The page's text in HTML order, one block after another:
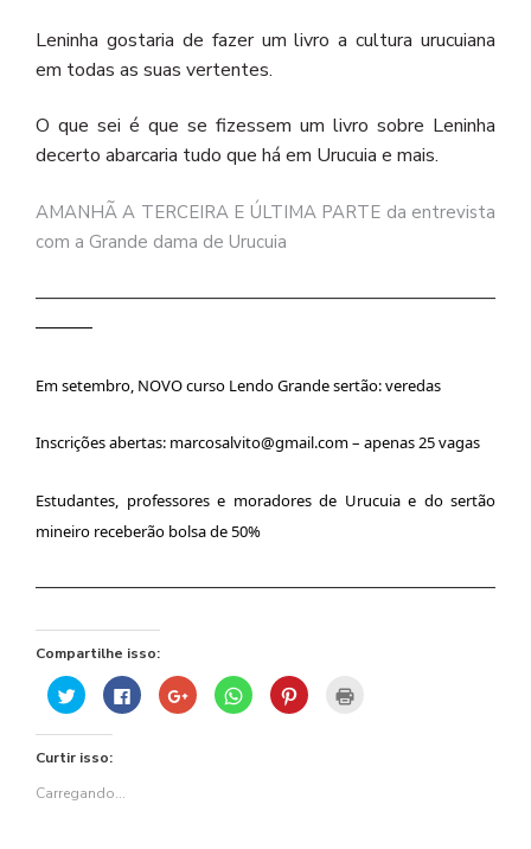
Leninha gostaria de fazer um livro a cultura urucuiana
em todas as suas vertentes.
O que sei é que se fizessem um livro sobre Leninha
decerto abarcaria tudo que há em Urucuia e mais.
AMANHÃ A TERCEIRA E ÚLTIMA PARTE da entrevista
com a Grande dama de Urucuia
———
Em setembro, NOVO curso Lendo Grande sertão: veredas
Inscrições abertas: marcosalvito@gmail.com – apenas 25 vagas
Estudantes, professores e moradores de Urucuia e do sertão
mineiro receberão bolsa de 50%
Compartilhe isso:
Clique
para
compartilhar
no
em
janela)
Clique
para
compartilhar
Compartilhe
no
Google+
Clique
para
compartilhar
Clique
para
Curtir isso:
Carregando...